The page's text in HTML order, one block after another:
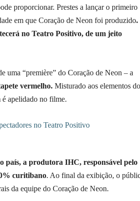
proporcionar. Prestes a lançar o primeiro
em que Coração de Neon foi produzido.
no Teatro Positivo, de um jeito
uma “première” do Coração de Neon – a
vermelho. Misturado aos elementos do
é apelidado no filme.
país, a produtora IHC, responsável pelo
curitibano. Ao final da exibição, o
da equipe do Coração de Neon.